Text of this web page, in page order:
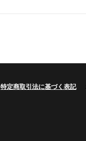
特定商取引法に基づく表記